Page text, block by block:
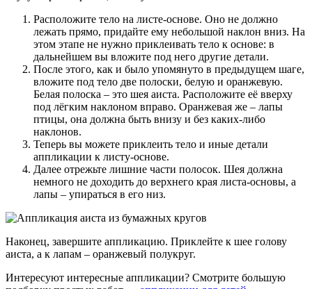
Расположите тело на листе-основе. Оно не должно
лежать прямо, придайте ему небольшой наклон вниз. На
этом этапе не нужно приклеивать тело к основе: в
дальнейшем вы вложите под него другие детали.
После этого, как и было упомянуто в предыдущем шаге,
вложите под тело две полоски, белую и оранжевую.
Белая полоска – это шея аиста. Расположите её вверху
под лёгким наклоном вправо. Оранжевая же – лапы
птицы, она должна быть внизу и без каких-либо
наклонов.
Теперь вы можете приклеить тело и иные детали
аппликации к листу-основе.
Далее отрежьте лишние части полосок. Шея должна
немного не доходить до верхнего края листа-основы, а
лапы – упираться в его низ.
Наконец, завершите аппликацию. Приклейте к шее голову
аиста, а к лапам – оранжевый полукруг.
Интересуют интересные аппликации? Смотрите большую